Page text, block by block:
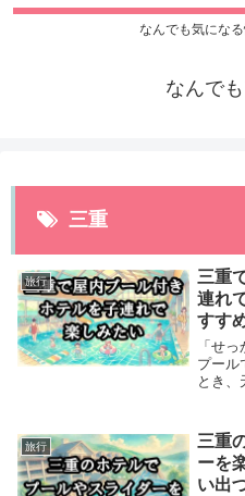
なんでも気にな
なんで
三重
旅行
三重
連れ
すす
「せ
プール
とき、
ホテ
回は、
プール
てご紹
旅行
三重
ーを
い出